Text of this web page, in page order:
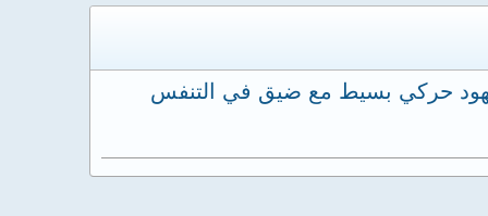
حركي بسيط مع ضيق في التنفس